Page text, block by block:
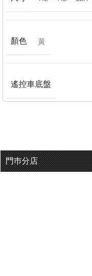
顏色 黃
遙控車底盤
門巿分店